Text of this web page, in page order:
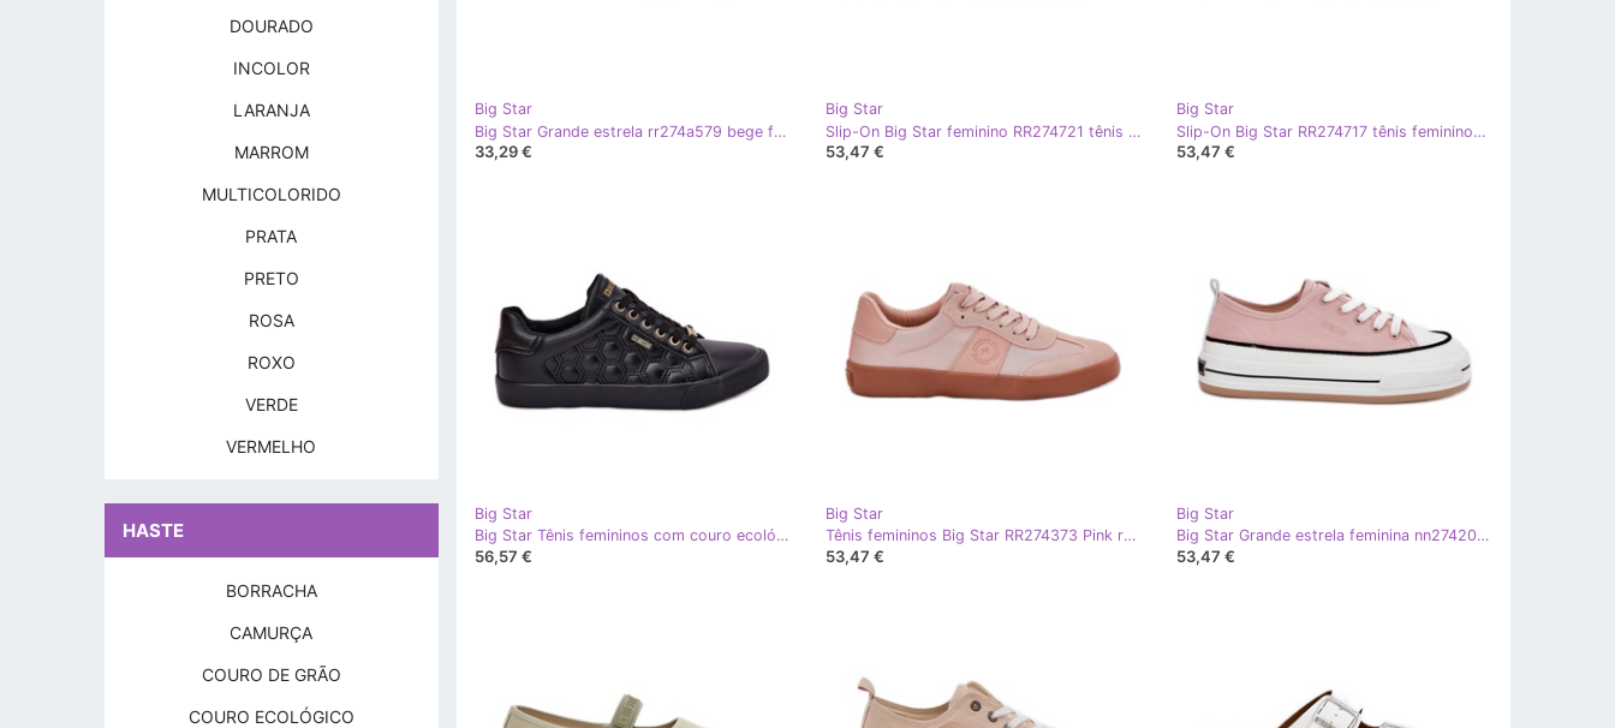
Big Star
Big Star Grande estrela rr274a579 bege feminina bege
33,29 €
Big Star
Slip-On Big Star feminino RR274721 tênis bege
53,47 €
Big Star
Slip-On Big Star RR274717 tênis femininos branco
53,47 €
Big Star
Big Star Tênis femininos com couro ecológico grande estrela rr274323 preto
56,57 €
Big Star
Tênis femininos Big Star RR274373 Pink rosa
53,47 €
Big Star
Big Star Grande estrela feminina nn274207 tênis rosa
53,47 €
DOURADO
INCOLOR
LARANJA
MARROM
MULTICOLORIDO
PRATA
PRETO
ROSA
ROXO
VERDE
VERMELHO
HASTE
BORRACHA
CAMURÇA
COURO DE GRÃO
COURO ECOLÓGICO